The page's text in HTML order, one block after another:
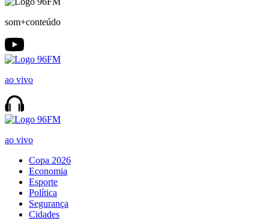
som+conteúdo
ao vivo
ao vivo
Copa 2026
Economia
Esporte
Política
Segurança
Cidades